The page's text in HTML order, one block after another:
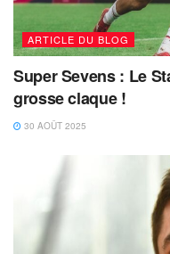
ARTICLE DU BLOG
Super Sevens : Le
grosse claque !
30 AOÛT 2025